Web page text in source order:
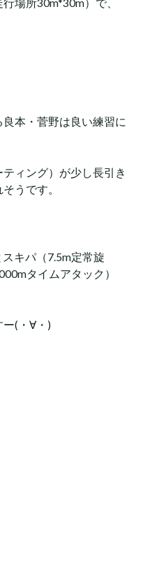
場所30m*30m）で、
本・菅野は良い練習に
ィング）が少し長引き
うです。
キパ（7.5m定常旋
タイムアタック）
ー(・∀・)